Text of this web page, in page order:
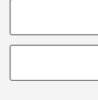
COOKIE
Si tratta di cookie